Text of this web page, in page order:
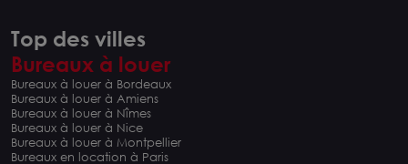
Top des villes
Bureaux à louer
Bureaux à louer à Bordeaux
Bureaux à louer à Amiens
Bureaux à louer à Nîmes
Bureaux à louer à Nice
Bureaux à louer à Montpellier
Bureaux en location à Paris